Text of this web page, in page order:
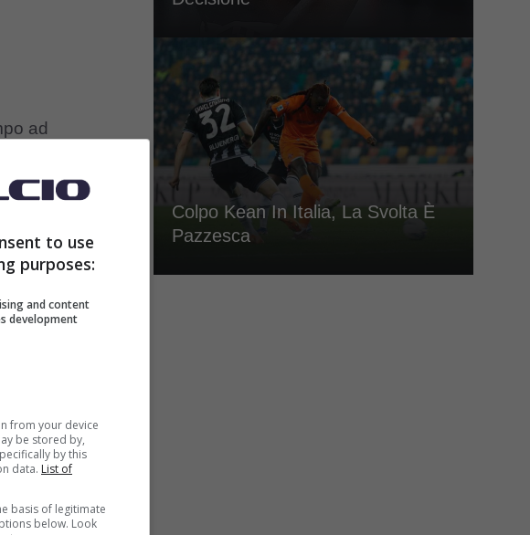
ad
da
a fare il
big.
fiducia di
importante
di quella
Colpo Kean In Italia, La Svolta È
Pazzesca
to use
purposes:
and content
development
from your device
be stored by,
by this
data. List of
basis of legitimate
below. Look